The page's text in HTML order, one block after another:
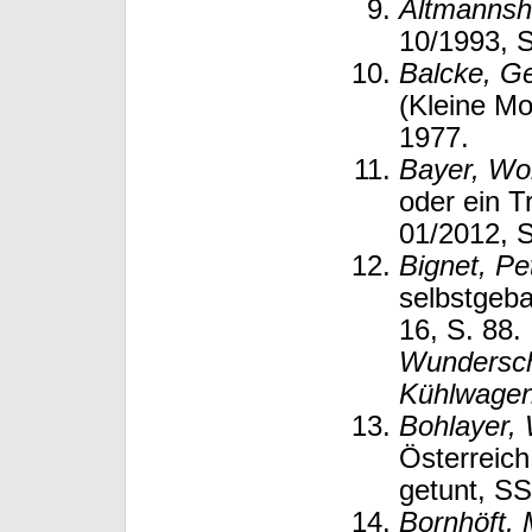
10/1993,
Balcke,
(Kleine
1977.
Bayer,
oder ein
01/2012,
Bignet,
16, S. 88.
Bohlayer,
getunt,
Bornhöft,